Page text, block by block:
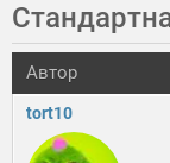
Автор
tort10